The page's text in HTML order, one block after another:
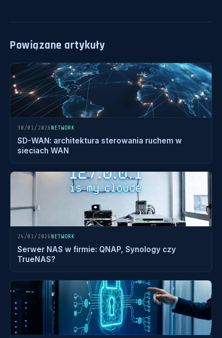
Powiązane artykuły
30/01/2026 NETWORK
SD-WAN: architektura sterowania ruchem w
sieciach WAN
24/01/2026 NETWORK
Serwer NAS w firmie: QNAP, Synology czy
TrueNAS?